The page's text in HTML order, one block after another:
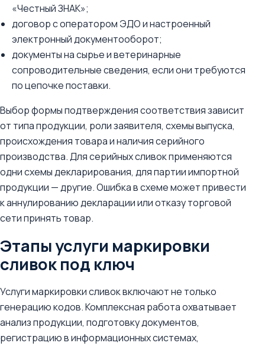
«Честный ЗНАК»;
договор с оператором ЭДО и настроенный
электронный документооборот;
документы на сырье и ветеринарные
сопроводительные сведения, если они требуются
по цепочке поставки.
Выбор формы подтверждения соответствия зависит
от типа продукции, роли заявителя, схемы выпуска,
происхождения товара и наличия серийного
производства. Для серийных сливок применяются
одни схемы декларирования, для партии импортной
продукции — другие. Ошибка в схеме может привести
к аннулированию декларации или отказу торговой
сети принять товар.
Этапы услуги маркировки
сливок под ключ
Услуги маркировки сливок включают не только
генерацию кодов. Комплексная работа охватывает
анализ продукции, подготовку документов,
регистрацию в информационных системах,